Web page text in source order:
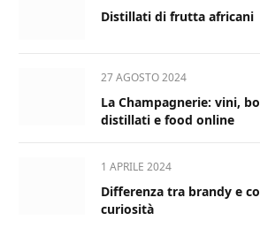
Distillati di frutta africani
27 AGOSTO 2024
La Champagnerie: vini,
distillati e food online
1 APRILE 2024
Differenza tra brandy e
curiosità